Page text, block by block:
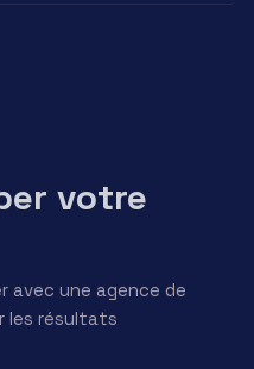
votre
avec une agence de
les résultats